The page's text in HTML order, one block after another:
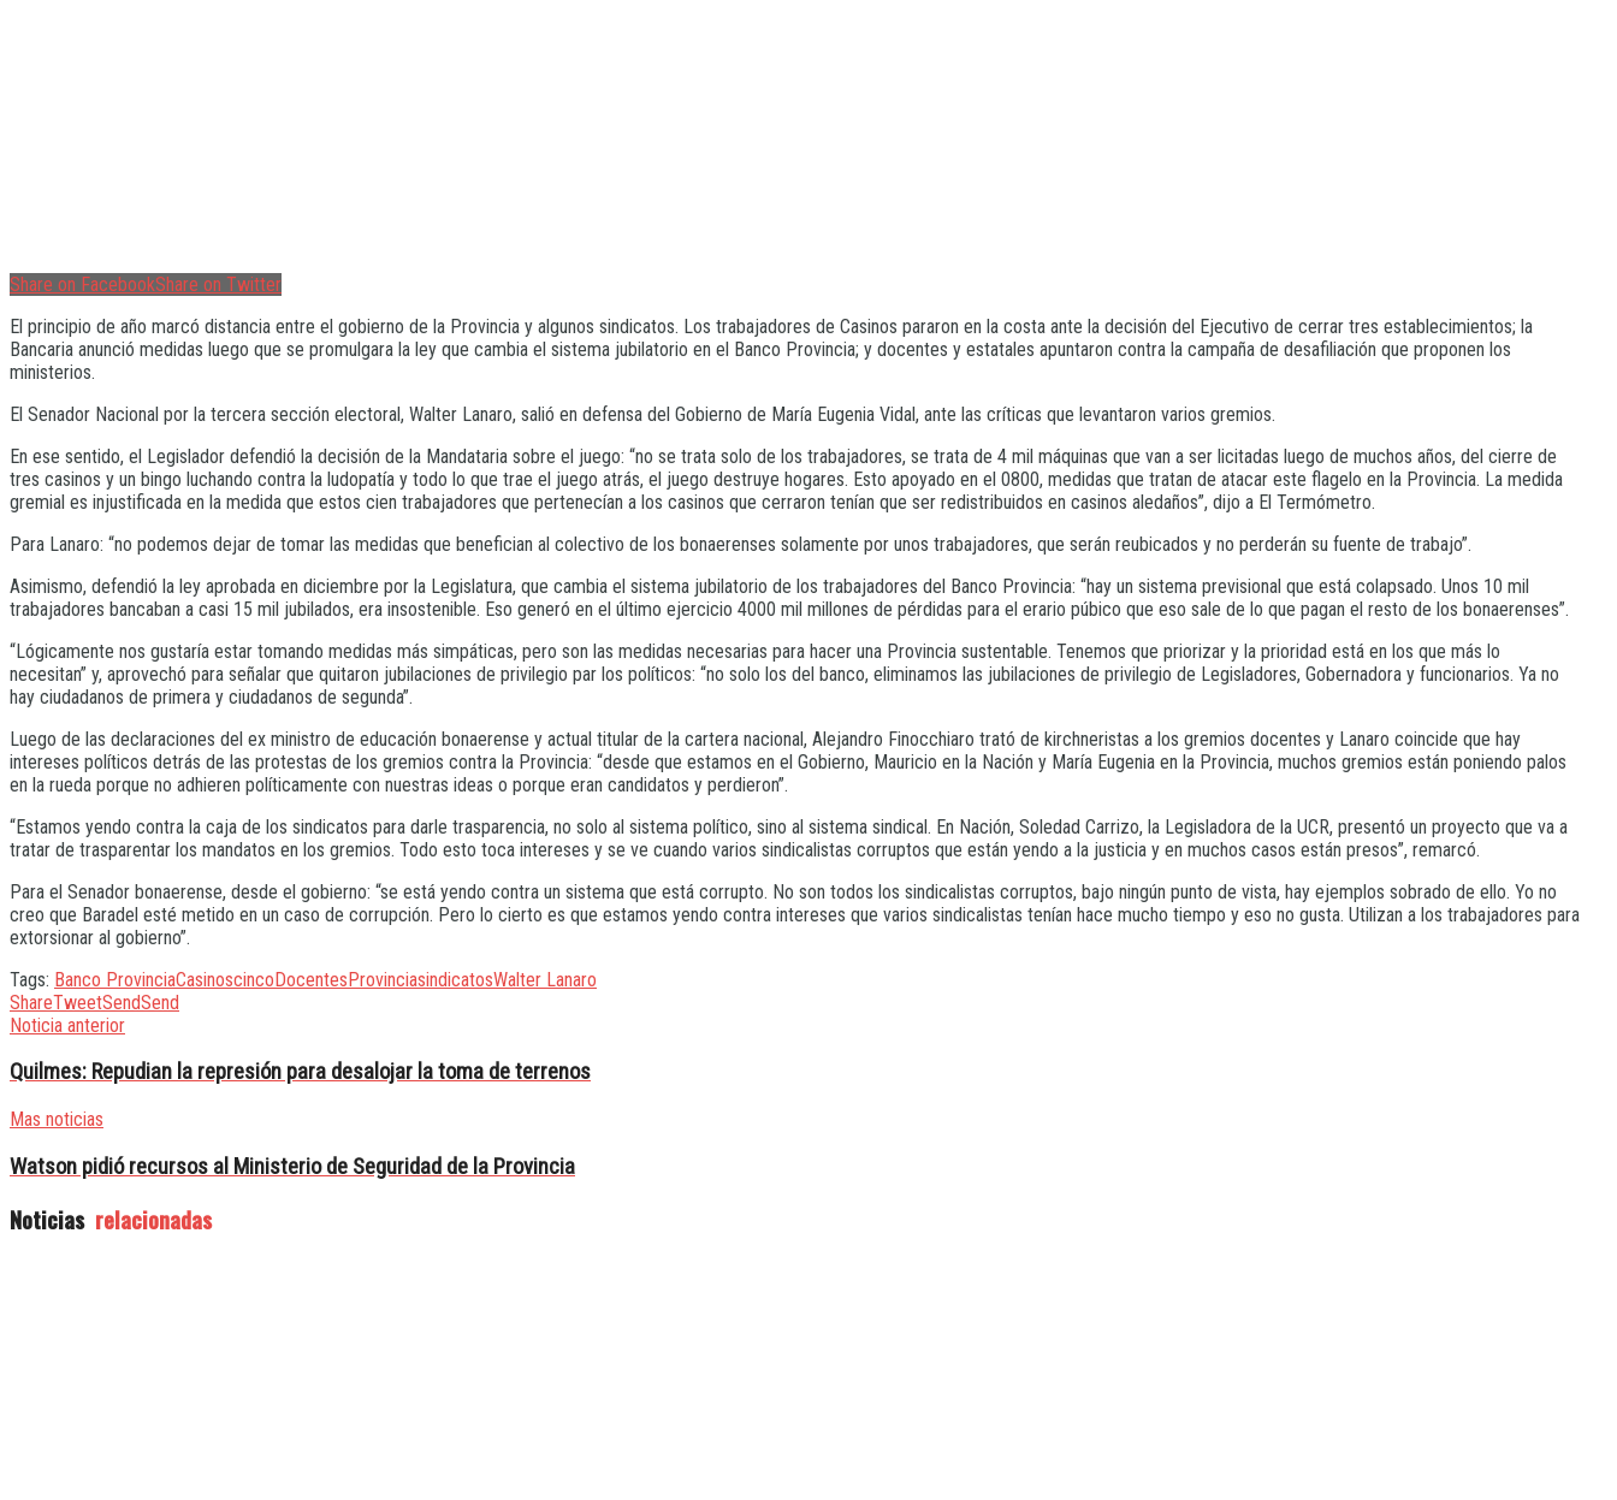
Share on FacebookShare on Twitter
El principio de año marcó distancia entre el gobierno de la Provincia y algunos sindicatos. Los trabajadores de Casinos pararon en la costa ante la decisión del Ejecutivo de cerrar tres establecimientos; la
Bancaria anunció medidas luego que se promulgara la ley que cambia el sistema jubilatorio en el Banco Provincia; y docentes y estatales apuntaron contra la campaña de desafiliación que proponen los
ministerios.
El Senador Nacional por la tercera sección electoral, Walter Lanaro, salió en defensa del Gobierno de María Eugenia Vidal, ante las críticas que levantaron varios gremios.
En ese sentido, el Legislador defendió la decisión de la Mandataria sobre el juego: “no se trata solo de los trabajadores, se trata de 4 mil máquinas que van a ser licitadas luego de muchos años, del cierre de
tres casinos y un bingo luchando contra la ludopatía y todo lo que trae el juego atrás, el juego destruye hogares. Esto apoyado en el 0800, medidas que tratan de atacar este flagelo en la Provincia. La medida
gremial es injustificada en la medida que estos cien trabajadores que pertenecían a los casinos que cerraron tenían que ser redistribuidos en casinos aledaños”, dijo a El Termómetro.
Para Lanaro: “no podemos dejar de tomar las medidas que benefician al colectivo de los bonaerenses solamente por unos trabajadores, que serán reubicados y no perderán su fuente de trabajo”.
Asimismo, defendió la ley aprobada en diciembre por la Legislatura, que cambia el sistema jubilatorio de los trabajadores del Banco Provincia: “hay un sistema previsional que está colapsado. Unos 10 mil
trabajadores bancaban a casi 15 mil jubilados, era insostenible. Eso generó en el último ejercicio 4000 mil millones de pérdidas para el erario púbico que eso sale de lo que pagan el resto de los bonaerenses”.
“Lógicamente nos gustaría estar tomando medidas más simpáticas, pero son las medidas necesarias para hacer una Provincia sustentable. Tenemos que priorizar y la prioridad está en los que más lo
necesitan” y, aprovechó para señalar que quitaron jubilaciones de privilegio par los políticos: “no solo los del banco, eliminamos las jubilaciones de privilegio de Legisladores, Gobernadora y funcionarios. Ya no
hay ciudadanos de primera y ciudadanos de segunda”.
Luego de las declaraciones del ex ministro de educación bonaerense y actual titular de la cartera nacional, Alejandro Finocchiaro trató de kirchneristas a los gremios docentes y Lanaro coincide que hay
intereses políticos detrás de las protestas de los gremios contra la Provincia: “desde que estamos en el Gobierno, Mauricio en la Nación y María Eugenia en la Provincia, muchos gremios están poniendo palos
en la rueda porque no adhieren políticamente con nuestras ideas o porque eran candidatos y perdieron”.
“Estamos yendo contra la caja de los sindicatos para darle trasparencia, no solo al sistema político, sino al sistema sindical. En Nación, Soledad Carrizo, la Legisladora de la UCR, presentó un proyecto que va a
tratar de trasparentar los mandatos en los gremios. Todo esto toca intereses y se ve cuando varios sindicalistas corruptos que están yendo a la justicia y en muchos casos están presos”, remarcó.
Para el Senador bonaerense, desde el gobierno: “se está yendo contra un sistema que está corrupto. No son todos los sindicalistas corruptos, bajo ningún punto de vista, hay ejemplos sobrado de ello. Yo no
creo que Baradel esté metido en un caso de corrupción. Pero lo cierto es que estamos yendo contra intereses que varios sindicalistas tenían hace mucho tiempo y eso no gusta. Utilizan a los trabajadores para
extorsionar al gobierno”.
Tags: Banco ProvinciaCasinoscincoDocentesProvinciasindicatosWalter Lanaro
ShareTweetSendSend
Noticia anterior
Quilmes: Repudian la represión para desalojar la toma de terrenos
Mas noticias
Watson pidió recursos al Ministerio de Seguridad de la Provincia
Noticias relacionadas